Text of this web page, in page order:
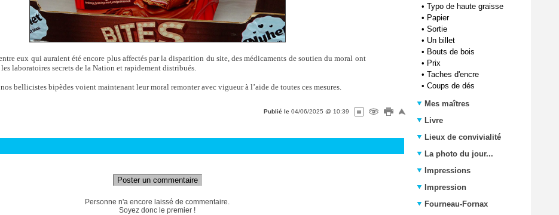
eux qui auraient été encore plus affectés par la disparition du site, des médicaments de soutien du moral ont
les laboratoires secrets de la Nation et rapidement distribués.
bellicistes bipèdes voient maintenant leur moral remonter avec vigueur à l’aide de toutes ces mesures.
Publié le 04/06/2025 @ 10:39
Poster un commentaire
Personne n'a encore laissé de commentaire.
Soyez donc le premier !
• Typo de haute graisse
• Papier
• Sortie
• Un billet
• Bouts de bois
• Prix
• Taches d'encre
• Coups de dés
Mes maîtres
Livre
Lieux de convivialité
La photo du jour...
Impressions
Impression
Fourneau-Fornax